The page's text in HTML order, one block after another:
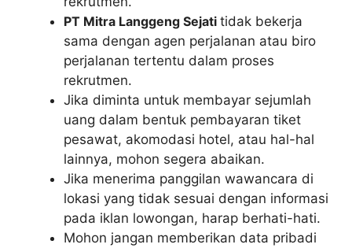
PT Mitra Langgeng Sejati tidak bekerja
sama dengan agen perjalanan atau biro
perjalanan tertentu dalam proses
rekrutmen.
Jika diminta untuk membayar sejumlah
uang dalam bentuk pembayaran tiket
pesawat, akomodasi hotel, atau hal-hal
lainnya, mohon segera abaikan.
Jika menerima panggilan wawancara di
lokasi yang tidak sesuai dengan informasi
pada iklan lowongan, harap berhati-hati.
Mohon jangan memberikan data pribadi